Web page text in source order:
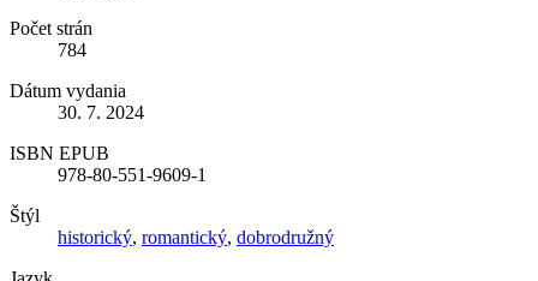
Počet strán
784
Dátum vydania
30. 7. 2024
ISBN EPUB
978-80-551-9609-1
Štýl
historický, romantický, dobrodružný